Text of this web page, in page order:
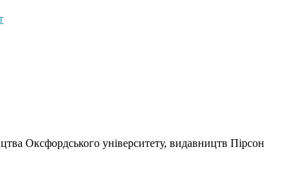
Оксфордського університету, видавництв Пірсон